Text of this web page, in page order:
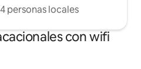
personas locales
con wifi